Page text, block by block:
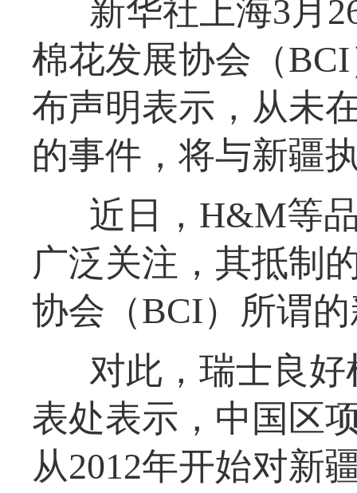
新华社上海3月
棉花发展协会（
布声明表示，从未
的事件，将与新疆
近日，H&M等
广泛关注，其抵制
协会（BCI）所谓
对此，瑞士良
表处表示，中国区
从2012年开始对新